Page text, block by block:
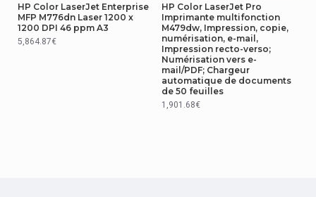
Numérisation
Numérisation recto verso Non
15 ppm
HP Color LaserJet Enterprise
MFP M776dn Laser 1200 x
1200 DPI 46 ppm A3
5,864.87€
HP Color LaserJet Pro
Imprimante multifonction
M479dw, Impression, copie,
numérisation, e-mail,
Impression recto-verso;
Numérisation vers e-
mail/PDF; Chargeur
automatique de documents
de 50 feuilles
1,901.68€